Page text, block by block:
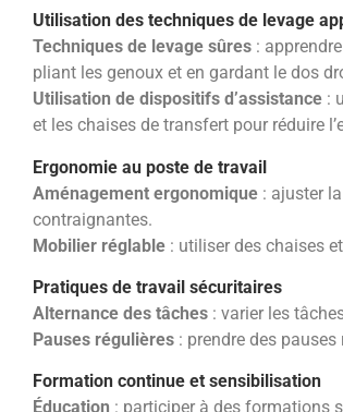
Utilisation des techniques de levage
Techniques de levage sûres :
pliant les genoux et en gardant le dos
Utilisation de dispositifs d’assistance :
et les chaises de transfert pour réduire
Ergonomie au poste de travail
Aménagement ergonomique : ajuster
contraignantes.
Mobilier réglable : utiliser des chaises
Pratiques de travail sécuritaires
Alternance des tâches : varier les
Pauses régulières : prendre des
Formation continue et sensibilisation
Éducation : participer à des formations